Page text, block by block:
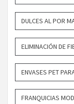
DULCES AL POR
ELIMINACIÓN DE
ENVASES PET
FRANQUICIAS